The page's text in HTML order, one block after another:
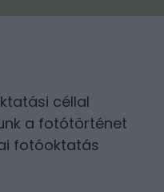
céllal
a fotótörténet
fotóoktatás